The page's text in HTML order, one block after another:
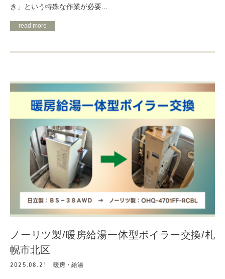
き」という特殊な作業が必要...
read more
ノーリツ製/暖房給湯一体型ボイラー交換/札
幌市北区
2025.08.21 暖房・給湯